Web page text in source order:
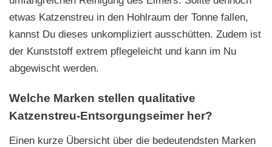
etwas Katzenstreu in den Hohlraum der Tonne fallen,
kannst Du dieses unkompliziert ausschütten. Zudem ist
der Kunststoff extrem pflegeleicht und kann im Nu
abgewischt werden.
Welche Marken stellen qualitative
Katzenstreu-Entsorgungseimer her?
Einen kurze Übersicht über die bedeutendsten Marken